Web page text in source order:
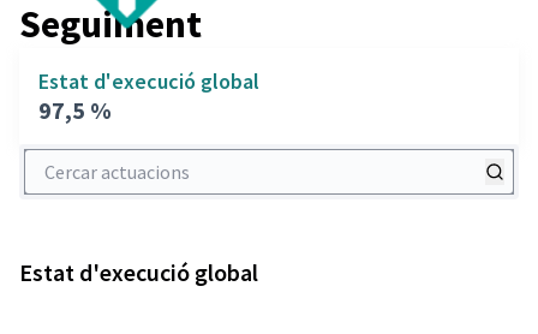
Seguiment
Estat d'execució global
97,5 %
Cercar actuacions
Estat d'execució global